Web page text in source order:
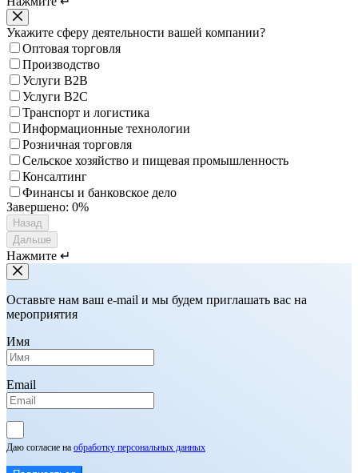
Укажите сферу деятельности вашей компании?
Оптовая торговля
Производство
Услуги B2B
Услуги B2C
Транспорт и логистика
Информационные технологии
Розничная торговля
Сельское хозяйство и пищевая промышленность
Консалтинг
Финансы и банковское дело
Завершено: 0%
Назад
Дальше
Нажмите ↵
Оставьте нам ваш e-mail и мы будем приглашать вас на
мероприятия
Имя
Email
Даю согласие на обработку персональных данных